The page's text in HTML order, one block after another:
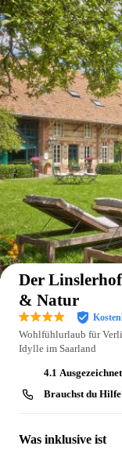
Der
& Natur
Wohlfühlurlaub für
Idylle im Saarland
4.1 ausgezeichnet
Brauchst du
Was inklusive ist